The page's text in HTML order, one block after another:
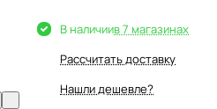
В наличиив 7 магазинах
Рассчитать доставку
Нашли дешевле?